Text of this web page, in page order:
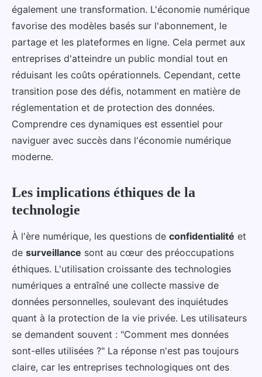
également une transformation. L'économie numérique
favorise des modèles basés sur l'abonnement, le
partage et les plateformes en ligne. Cela permet aux
entreprises d'atteindre un public mondial tout en
réduisant les coûts opérationnels. Cependant, cette
transition pose des défis, notamment en matière de
réglementation et de protection des données.
Comprendre ces dynamiques est essentiel pour
naviguer avec succès dans l'économie numérique
moderne.
Les implications éthiques de la
technologie
À l'ère numérique, les questions de confidentialité et
de surveillance sont au cœur des préoccupations
éthiques. L'utilisation croissante des technologies
numériques a entraîné une collecte massive de
données personnelles, soulevant des inquiétudes
quant à la protection de la vie privée. Les utilisateurs
se demandent souvent : "Comment mes données
sont-elles utilisées ?" La réponse n'est pas toujours
claire, car les entreprises technologiques ont des